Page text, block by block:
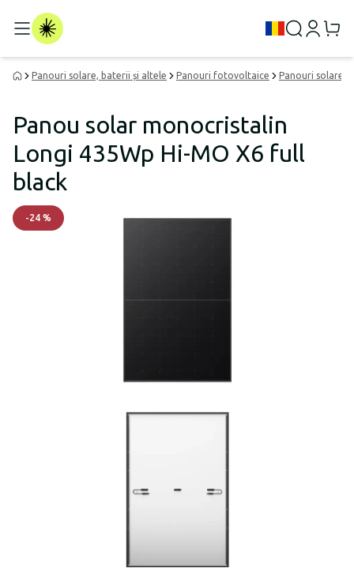
Panouri solare, baterii și altele Panouri fotovoltaice Panouri solare
Panou solar monocristalin
Longi 435Wp Hi-MO X6 full
black
-24 %